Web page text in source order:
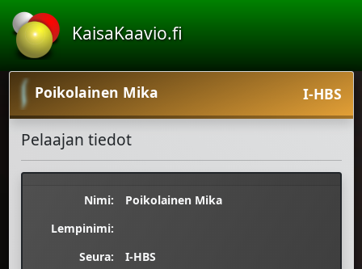
KaisaKaavio.fi
Poikolainen Mika I-HBS
Pelaajan tiedot
Nimi:
Poikolainen Mika
Lempinimi:
Seura:
I-HBS